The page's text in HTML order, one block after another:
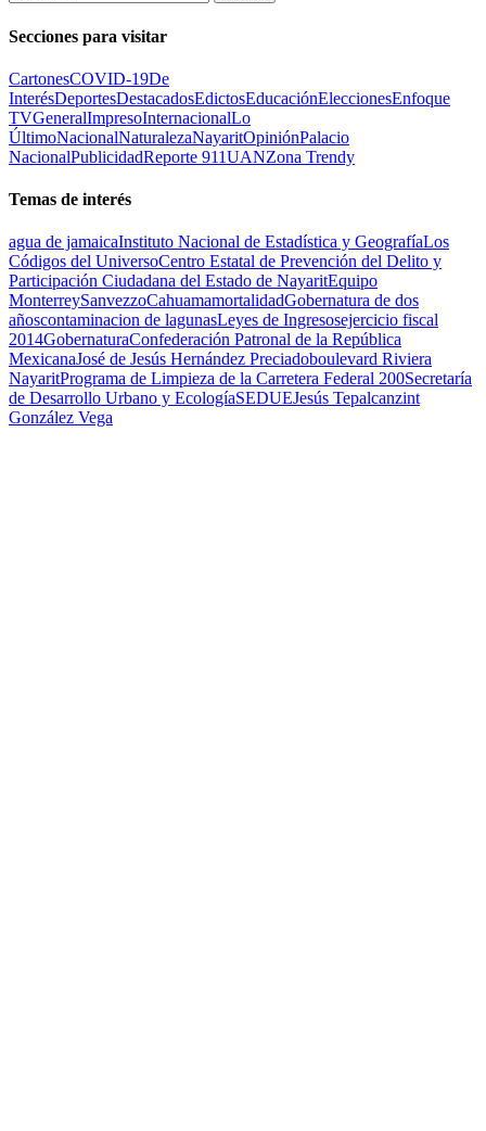
Secciones para visitar
CartonesCOVID-19De
InterésDeportesDestacadosEdictosEducaciónEleccionesEnfoque
TVGeneralImpresoInternacionalLo
ÚltimoNacionalNaturalezaNayaritOpiniónPalacio
NacionalPublicidadReporte 911UANZona Trendy
Temas de interés
agua de jamaicaInstituto Nacional de Estadística y GeografíaLos
Códigos del UniversoCentro Estatal de Prevención del Delito y
Participación Ciudadana del Estado de NayaritEquipo
MonterreySanvezzoCahuamamortalidadGobernatura de dos
añoscontaminacion de lagunasLeyes de Ingresosejercicio fiscal
2014GobernaturaConfederación Patronal de la República
MexicanaJosé de Jesús Hernández Preciadoboulevard Riviera
NayaritPrograma de Limpieza de la Carretera Federal 200Secretaría
de Desarrollo Urbano y EcologíaSEDUEJesús Tepalcanzint
González Vega